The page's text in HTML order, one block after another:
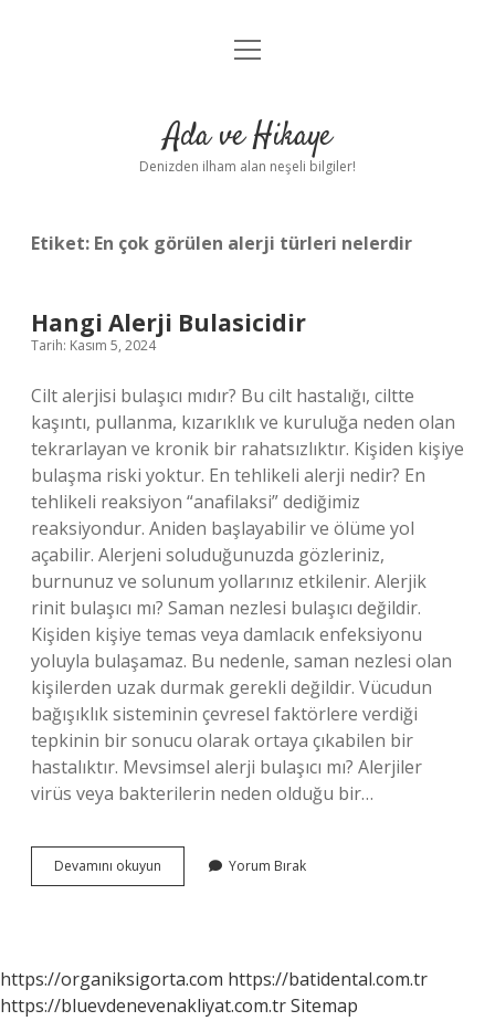
Anasayfa
Yasal Uyarı
menüyü
Ada ve Hikaye
Denizden ilham alan neşeli bilgiler!
Etiket: En çok görülen alerji türleri nelerdir
Hangi Alerji Bulasicidir
Tarih: Kasım 5, 2024
Cilt alerjisi bulaşıcı mıdır? Bu cilt hastalığı, ciltte
kaşıntı, pullanma, kızarıklık ve kuruluğa neden olan
tekrarlayan ve kronik bir rahatsızlıktır. Kişiden kişiye
bulaşma riski yoktur. En tehlikeli alerji nedir? En
tehlikeli reaksiyon “anafilaksi” dediğimiz
reaksiyondur. Aniden başlayabilir ve ölüme yol
açabilir. Alerjeni soluduğunuzda gözleriniz,
burnunuz ve solunum yollarınız etkilenir. Alerjik
rinit bulaşıcı mı? Saman nezlesi bulaşıcı değildir.
Kişiden kişiye temas veya damlacık enfeksiyonu
yoluyla bulaşamaz. Bu nedenle, saman nezlesi olan
kişilerden uzak durmak gerekli değildir. Vücudun
bağışıklık sisteminin çevresel faktörlere verdiği
tepkinin bir sonucu olarak ortaya çıkabilen bir
hastalıktır. Mevsimsel alerji bulaşıcı mı? Alerjiler
virüs veya bakterilerin neden olduğu bir…
Devamını okuyun
Alerji
Yorum Bırak
https://organiksigorta.com https://batidental.com.tr
https://bluevdenevenakliyat.com.trSitemap